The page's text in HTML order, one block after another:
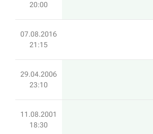
20:00
07.08.2016
21:15
29.04.2006
23:10
11.08.2001
18:30